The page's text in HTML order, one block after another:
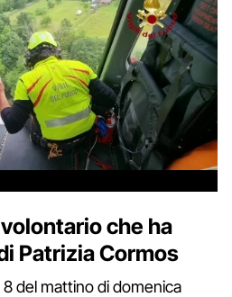
che ha
Patrizia Cormos
del mattino di domenica